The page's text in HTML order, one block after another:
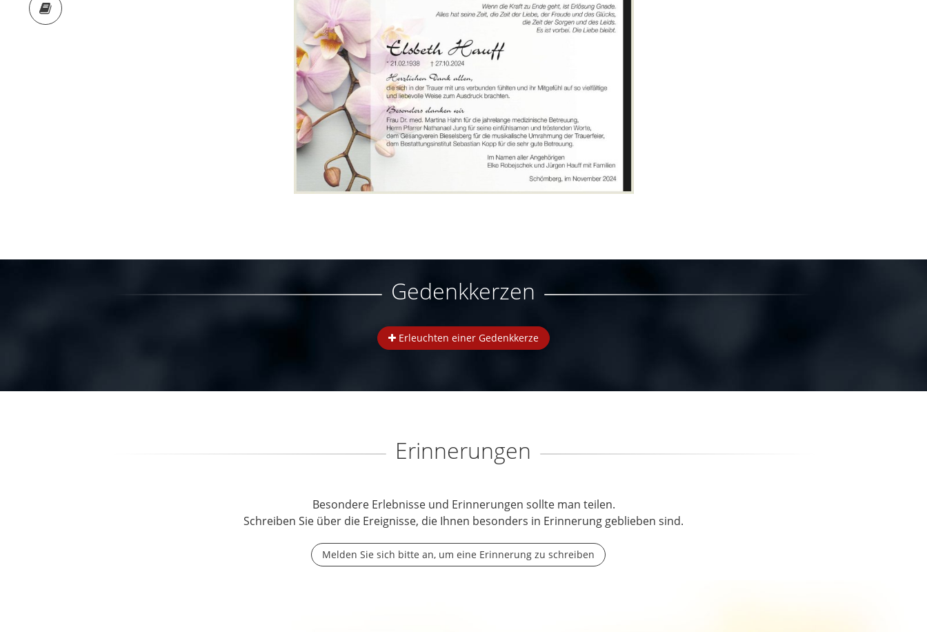
Gedenkkerzen
Erleuchten einer Gedenkkerze
Erinnerungen
Besondere Erlebnisse und Erinnerungen sollte man teilen.
Schreiben Sie über die Ereignisse, die Ihnen besonders in Erinnerung geblieben sind.
Melden Sie sich bitte an, um eine Erinnerung zu schreiben